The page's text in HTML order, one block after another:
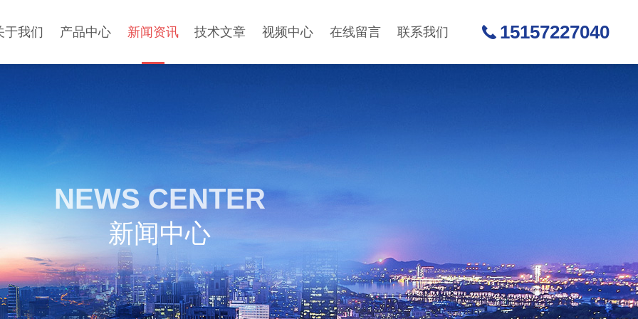
于我们 产品中心 新闻资讯 技术文章 视频中心 在线留言 联系我们 15157227040
NEWS CENTER
新闻中心